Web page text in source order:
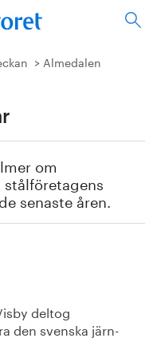
Almedalen
om
senaste åren.
deltog
den svenska järn-